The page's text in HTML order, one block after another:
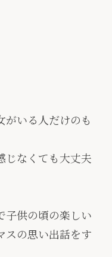
がいる人だけのも
じなくても大丈夫
子供の頃の楽しい
スの思い出話をす